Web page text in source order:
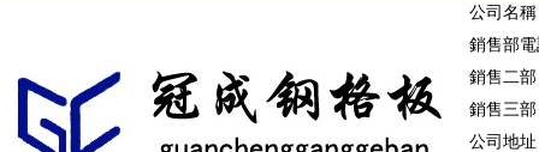
防滑鋼格板
棧橋鋼格板
地溝格
洗車房
冷鍍鋅鋼格柵板 防滑溝蓋板
|
|
樓梯
|
公司名
銷售部電
銷售二
銷售三
公司地